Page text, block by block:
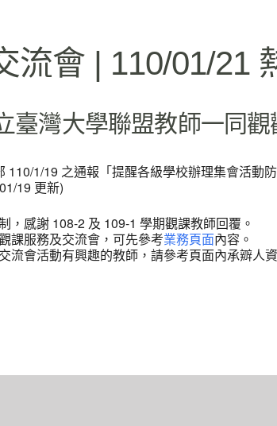
流會 | 110/01/21
臺灣大學聯盟教師一同
110/1/19 之通報「提醒各級學校辦理集會活動
19 更新)
，感謝 108-2 及 109-1 學期觀課教師回覆。
課服務及交流會，可先參考業務頁面內容。
流會活動有興趣的教師，請參考頁面內承辧人